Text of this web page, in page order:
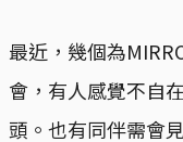
最近，幾個為
會，有人感覺不自
頭。也有同伴需會